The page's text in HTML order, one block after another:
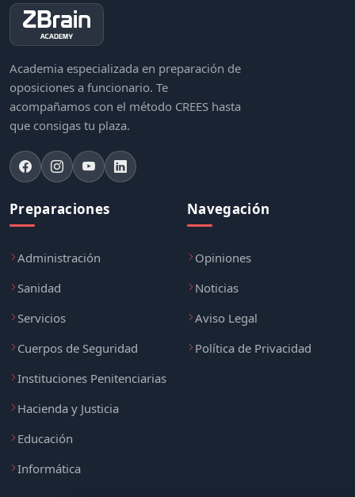
Academia especializada en preparación de
oposiciones a funcionario. Te
acompañamos con el método CREES hasta
que consigas tu plaza.
Preparaciones
Administración
Sanidad
Servicios
Cuerpos de Seguridad
Instituciones Penitenciarias
Hacienda y Justicia
Educación
Informática
Navegación
Opiniones
Noticias
Aviso Legal
Política de Privacidad